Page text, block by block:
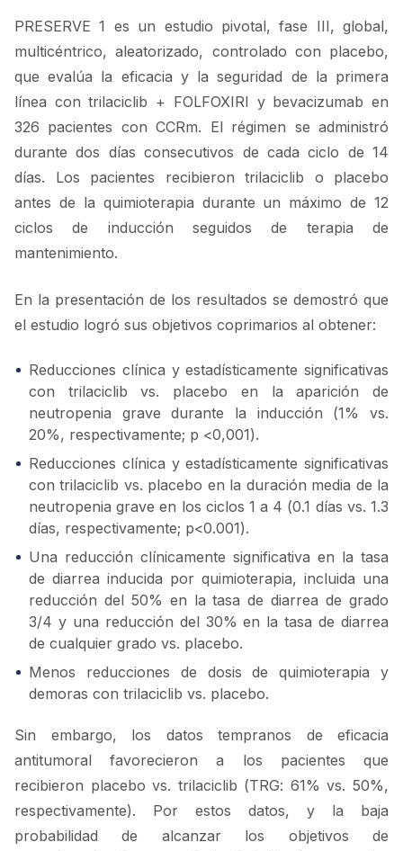
PRESERVE 1 es un estudio pivotal, fase III, global,
multicéntrico, aleatorizado, controlado con placebo,
que evalúa la eficacia y la seguridad de la primera
línea con trilaciclib + FOLFOXIRI y bevacizumab en
326 pacientes con CCRm. El régimen se administró
durante dos días consecutivos de cada ciclo de 14
días. Los pacientes recibieron trilaciclib o placebo
antes de la quimioterapia durante un máximo de 12
ciclos de inducción seguidos de terapia de
mantenimiento.
En la presentación de los resultados se demostró que
el estudio logró sus objetivos coprimarios al obtener:
Reducciones clínica y estadísticamente significativas
con trilaciclib vs. placebo en la aparición de
neutropenia grave durante la inducción (1% vs.
20%, respectivamente; p <0,001).
Reducciones clínica y estadísticamente significativas
con trilaciclib vs. placebo en la duración media de la
neutropenia grave en los ciclos 1 a 4 (0.1 días vs. 1.3
días, respectivamente; p<0.001).
Una reducción clínicamente significativa en la tasa
de diarrea inducida por quimioterapia, incluida una
reducción del 50% en la tasa de diarrea de grado
3/4 y una reducción del 30% en la tasa de diarrea
de cualquier grado vs. placebo.
Menos reducciones de dosis de quimioterapia y
demoras con trilaciclib vs. placebo.
Sin embargo, los datos tempranos de eficacia
antitumoral favorecieron a los pacientes que
recibieron placebo vs. trilaciclib (TRG: 61% vs. 50%,
respectivamente). Por estos datos, y la baja
probabilidad de alcanzar los objetivos de